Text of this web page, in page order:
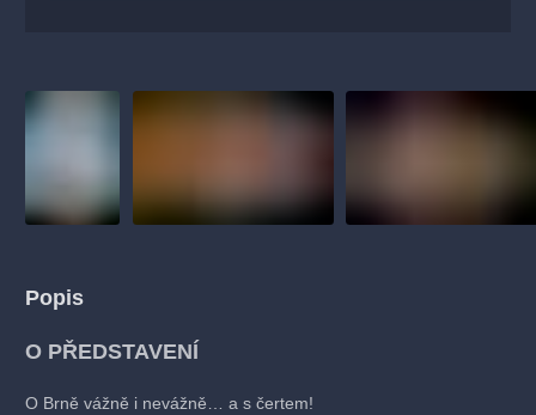
Popis
O PŘEDSTAVENÍ
O Brně vážně i nevážně… a s čertem!